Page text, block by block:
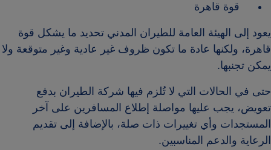
قوة قاهرة
يعود إلى الهيئة العامة للطيران المدني تحديد ما يشكل قوة
قاهرة، ولكنها عادة ما تكون ظروف غير عادية وغير متوقعة ولا
يمكن تجنبها.
حتى في الحالات التي لا تُلزم فيها شركة الطيران بدفع
تعويض، يجب عليها مواصلة إطلاع المسافرين على آخر
المستجدات وأي تغييرات ذات صلة، بالإضافة إلى تقديم
الرعاية والدعم المناسبين.